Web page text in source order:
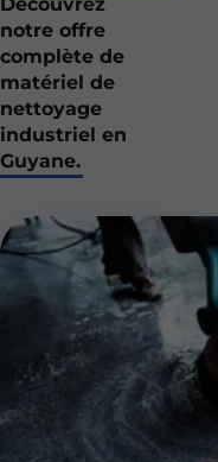
Découvrez
notre offre
complète de
matériel de
nettoyage
industriel en
Guyane.